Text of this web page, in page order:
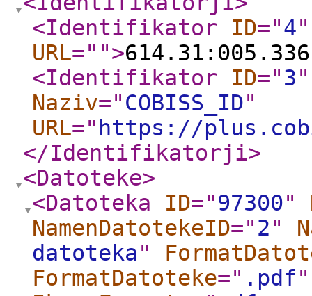
<Identifikator
ID="4"
URL=" ">
<Identifikator
ID="3"
Naziv="COBISS_ID"
URL=" https://
</Identifikatorji>
<Datoteke>
<Datoteka
ID="97300"
NamenDatotekeID="2"
datoteka"
FormatDatoteke=" .pdf"